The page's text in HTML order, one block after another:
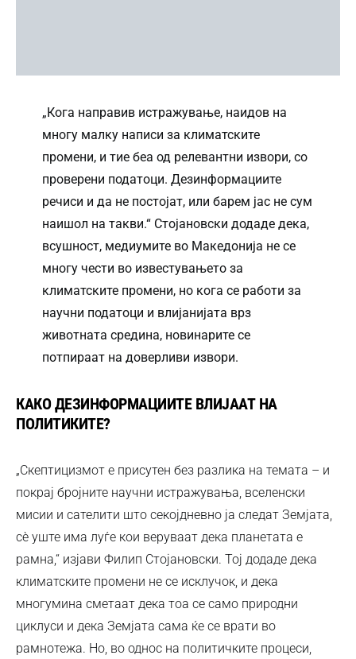
„Кога направив истражување, наидов на
многу малку написи за климатските
промени, и тие беа од релевантни извори, со
проверени податоци. Дезинформациите
речиси и да не постојат, или барем јас не сум
наишол на такви.“ Стојановски додаде дека,
всушност, медиумите во Македонија не се
многу чести во известувањето за
климатските промени, но кога се работи за
научни податоци и влијанијата врз
животната средина, новинарите се
потпираат на доверливи извори.
КАКО ДЕЗИНФОРМАЦИИТЕ ВЛИЈААТ НА
ПОЛИТИКИТЕ?
„Скептицизмот е присутен без разлика на темата – и
покрај бројните научни истражувања, вселенски
мисии и сателити што секојдневно ја следат Земјата,
сѐ уште има луѓе кои веруваат дека планетата е
рамна,“ изјави Филип Стојановски. Тој додаде дека
климатските промени не се исклучок, и дека
многумина сметаат дека тоа се само природни
циклуси и дека Земјата сама ќе се врати во
рамнотежа. Но, во однос на политичките процеси,